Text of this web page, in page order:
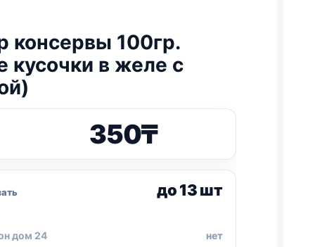
консервы 100гр.
кусочки в желе с
350₸
до 13 шт
дом 24 нет